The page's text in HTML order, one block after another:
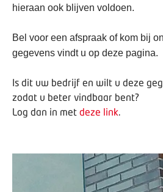
hieraan ook blijven voldoen.
Bel voor een afspraak of kom bij
gegevens vindt u op deze pagina.
Is dit uw bedrijf en wilt u deze
zodat u beter vindbaar bent?
Log dan in met deze link.